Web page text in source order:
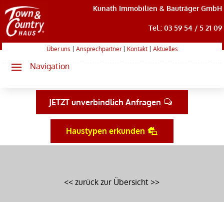
Kunath Immobilien & Bauträger GmbH
Tel.: 03 59 54 / 5 21 09
Über uns Ansprechpartner| Kontakt| Aktuelles
JETZT unverbindlich Anfragen
Haustypen erkunden
<< zurück zur Übersicht >>